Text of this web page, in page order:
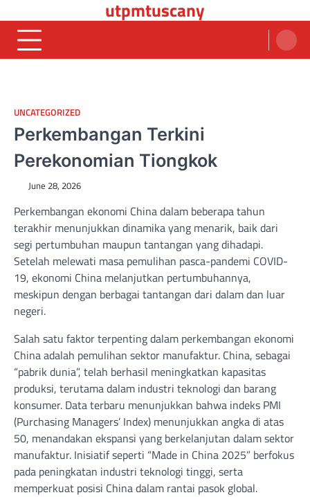
to
content
utpmtuscany
UNCATEGORIZED
Perkembangan Terkini
Perekonomian Tiongkok
June 28, 2026
Perkembangan ekonomi China dalam beberapa tahun
terakhir menunjukkan dinamika yang menarik, baik dari
segi pertumbuhan maupun tantangan yang dihadapi.
Setelah melewati masa pemulihan pasca-pandemi COVID-
19, ekonomi China melanjutkan pertumbuhannya,
meskipun dengan berbagai tantangan dari dalam dan luar
negeri.
Salah satu faktor terpenting dalam perkembangan ekonomi
China adalah pemulihan sektor manufaktur. China, sebagai
“pabrik dunia”, telah berhasil meningkatkan kapasitas
produksi, terutama dalam industri teknologi dan barang
konsumer. Data terbaru menunjukkan bahwa indeks PMI
(Purchasing Managers’ Index) menunjukkan angka di atas
50, menandakan ekspansi yang berkelanjutan dalam sektor
manufaktur. Inisiatif seperti “Made in China 2025” berfokus
pada peningkatan industri teknologi tinggi, serta
memperkuat posisi China dalam rantai pasok global.